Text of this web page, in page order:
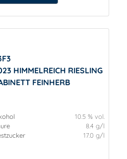
HIMMELREICH RIESLING
FEINHERB
10.5 % vol.
8.4 g/l
17.0 g/l